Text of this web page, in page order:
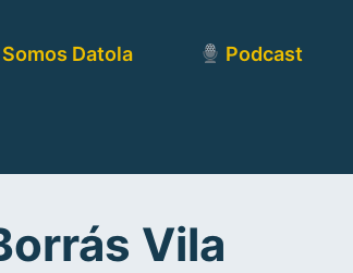
Somos Datola Podcast
Vila